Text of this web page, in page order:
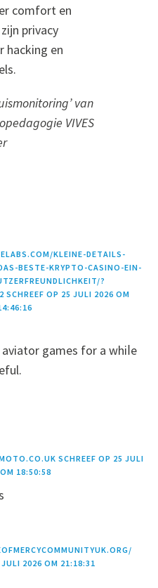
comfort en
privacy
hacking en
van
VIVES
KLEINE-DETAILS-
BESTE-KRYPTO-CASINO-EIN-
?
SCHREEF OP 25 JULI 2026 OM
games fоr a whіⅼe
SCHREEF OP 25 JULI
18:50:58
JULI 2026 OM 21:18:31